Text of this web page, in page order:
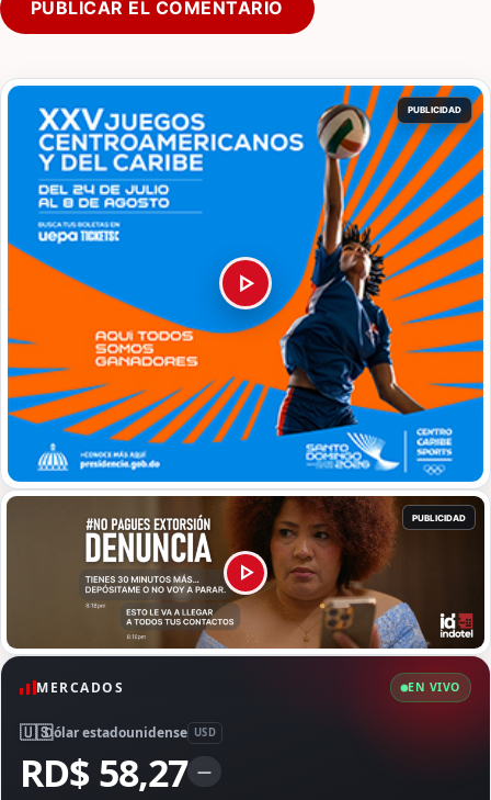
MERCADOS EN VIVO
🇺🇸Dólar estadounidense USD
RD$ 58,27 —